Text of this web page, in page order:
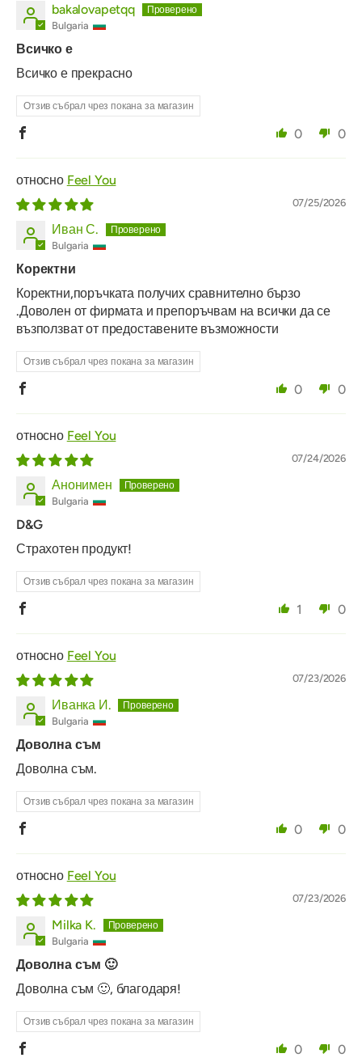
bakalovapetqq
Bulgaria
Всичко е
Всичко е прекрасно
Отзив събрал чрез покана за магазин
0 0
Feel You
07/25/2026
Иван С.
Bulgaria
Коректни
Коректни,поръчката получих сравнително бързо
.Доволен от фирмата и препоръчвам на всички да се
възползват от предоставените възможности
Отзив събрал чрез покана за магазин
0 0
Feel You
07/24/2026
Анонимен
Bulgaria
D&G
Страхотен продукт!
Отзив събрал чрез покана за магазин
1 0
Feel You
07/23/2026
Иванка И.
Bulgaria
Доволна съм
Доволна съм.
Отзив събрал чрез покана за магазин
0 0
Feel You
07/23/2026
Milka K.
Bulgaria
Доволна съм 🙂
Доволна съм 🙂, благодаря!
Отзив събрал чрез покана за магазин
0 0